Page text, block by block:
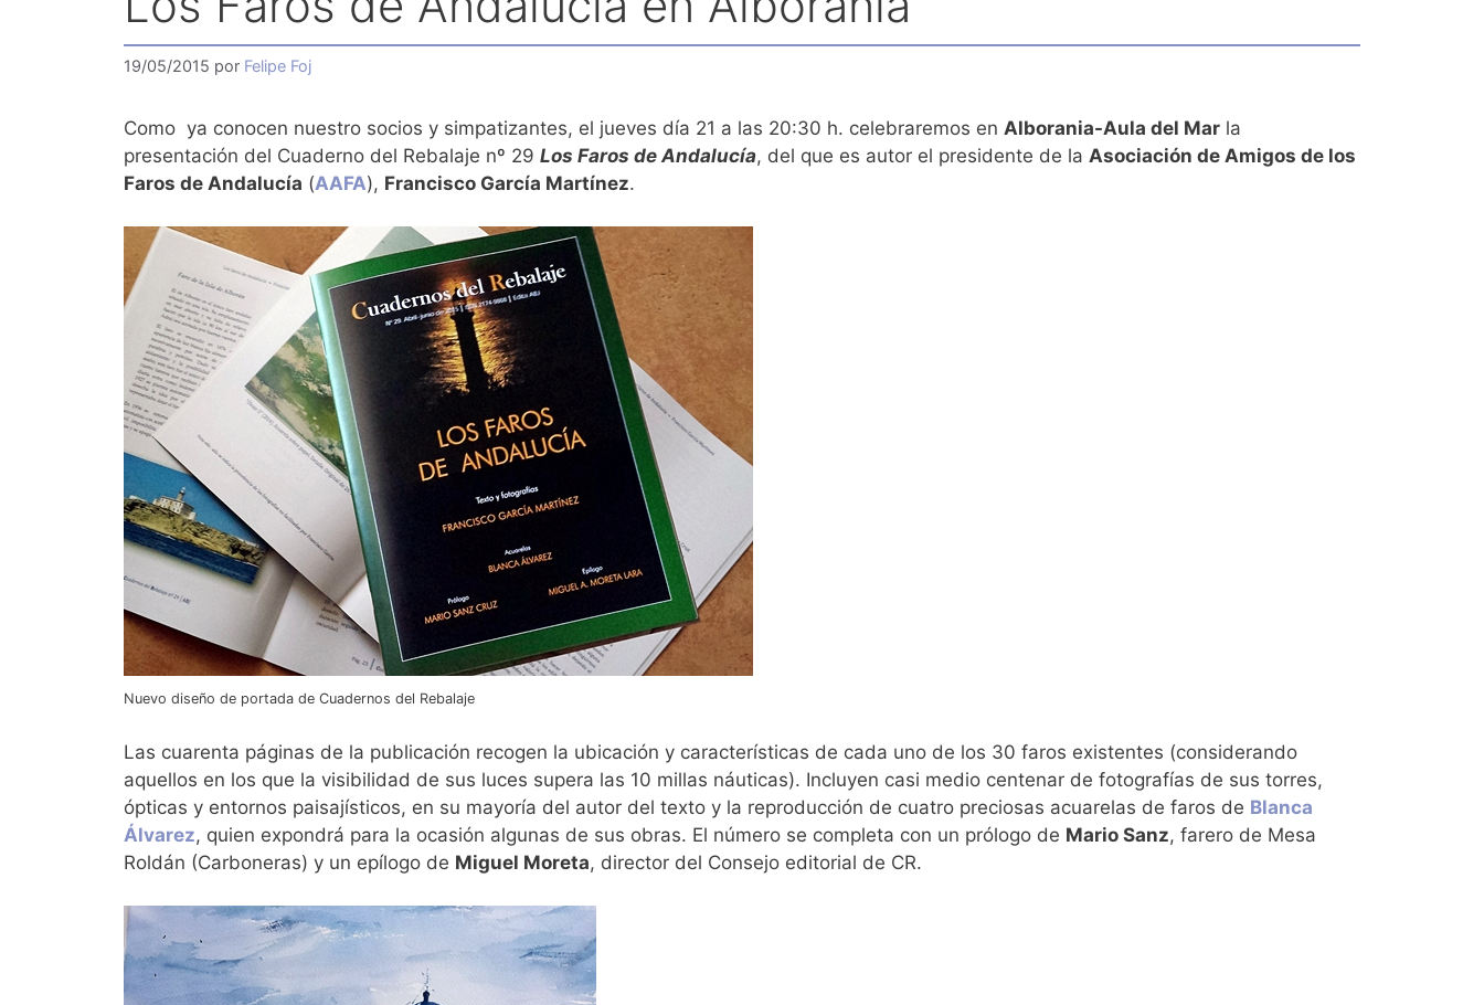
19/05/2015 por Felipe Foj
Como ya conocen nuestro socios y simpatizantes, el jueves día 21 a las 20:30 h. celebraremos en Alborania-Aula del Mar la
presentación del Cuaderno del Rebalaje nº 29 Los Faros de Andalucía, del que es autor el presidente de la Asociación de Amigos de los
Faros de Andalucía (AAFA), Francisco García Martínez.
Nuevo diseño de portada de Cuadernos del Rebalaje
Las cuarenta páginas de la publicación recogen la ubicación y características de cada uno de los 30 faros existentes (considerando
aquellos en los que la visibilidad de sus luces supera las 10 millas náuticas). Incluyen casi medio centenar de fotografías de sus torres,
ópticas y entornos paisajísticos, en su mayoría del autor del texto y la reproducción de cuatro preciosas acuarelas de faros de Blanca
Álvarez, quien expondrá para la ocasión algunas de sus obras. El número se completa con un prólogo de Mario Sanz, farero de Mesa
Roldán (Carboneras) y un epílogo de Miguel Moreta, director del Consejo editorial de CR.